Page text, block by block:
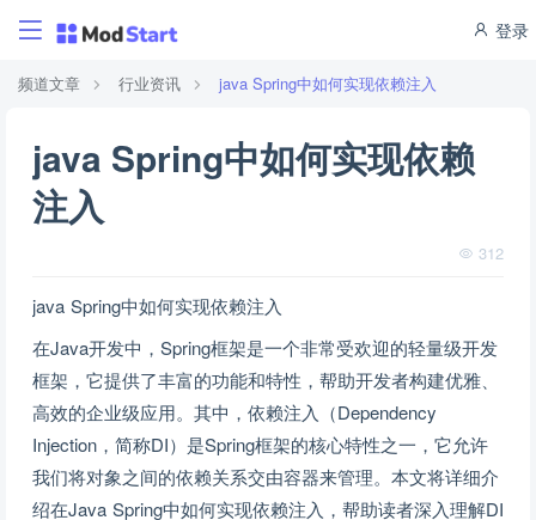
登录
频道文章 行业资讯 java Spring中如何实现依赖注入
java Spring中如何实现依赖
注入
312
java Spring中如何实现依赖注入
在Java开发中，Spring框架是一个非常受欢迎的轻量级开发
框架，它提供了丰富的功能和特性，帮助开发者构建优雅、
高效的企业级应用。其中，依赖注入（Dependency
Injection，简称DI）是Spring框架的核心特性之一，它允许
我们将对象之间的依赖关系交由容器来管理。本文将详细介
绍在Java Spring中如何实现依赖注入，帮助读者深入理解DI